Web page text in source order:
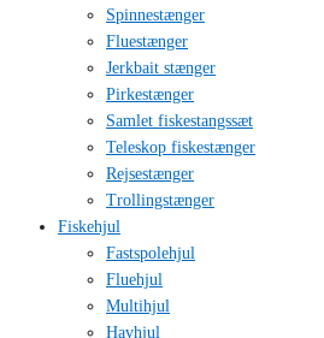
Spinnestænger
Fluestænger
Jerkbait stænger
Pirkestænger
Samlet fiskestangssæt
Teleskop fiskestænger
Rejsestænger
Trollingstænger
Fiskehjul
Fastspolehjul
Fluehjul
Multihjul
Havhjul